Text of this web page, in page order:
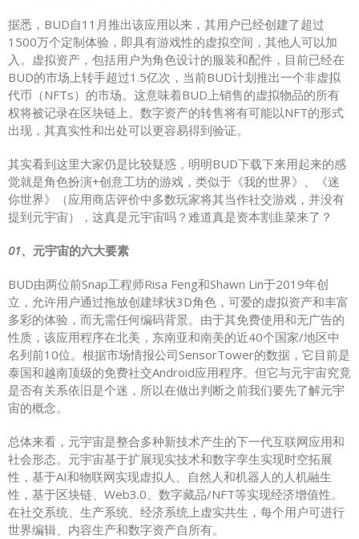
据悉，BUD自11月推出该应用以来，其用户已经创建了超过
1500万个定制体验，即具有游戏性的虚拟空间，其他人可以加
入。虚拟资产，包括用户为角色设计的服装和配件，目前已经在
BUD的市场上转手超过1.5亿次，当前BUD计划推出一个非虚拟
代币（NFTs）的市场。这意味着BUD上销售的虚拟物品的所有
权将被记录在区块链上。数字资产的转售将有可能以NFT的形式
出现，其真实性和出处可以更容易得到验证。
其实看到这里大家仍是比较疑惑，明明BUD下载下来用起来的感
觉就是角色扮演+创意工坊的游戏，类似于《我的世界》、《迷
你世界》（应用商店评价中多数玩家将其当作社交游戏，并没有
提到元宇宙），这真是元宇宙吗？难道真是资本割韭菜来了？
01、 元宇宙的六大要素
BUD由两位前Snap工程师Risa Feng和Shawn Lin于2019年创
立，允许用户通过拖放创建球状3D角色，可爱的虚拟资产和丰富
多彩的体验，而无需任何编码背景。由于其免费使用和无广告的
性质，该应用程序在北美，东南亚和南美的近40个国家/地区中
名列前10位。根据市场情报公司SensorTower的数据，它目前是
泰国和越南顶级的免费社交Android应用程序。但它与元宇宙究竟
是否有关系依旧是个迷，所以在做出判断之前我们要先了解元宇
宙的概念。
总体来看，元宇宙是整合多种新技术产生的下一代互联网应用和
社会形态。元宇宙基于扩展现实技术和数字孪生实现时空拓展
性，基于AI和物联网实现虚拟人、自然人和机器人的人机融生
性，基于区块链、Web3.0、数字藏品/NFT等实现经济增值性。
在社交系统、生产系统、经济系统上虚实共生，每个用户可进行
世界编辑、内容生产和数字资产自所有。